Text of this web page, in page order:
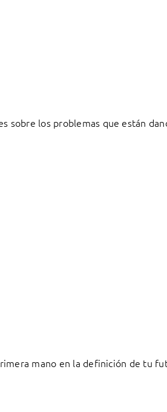
sobre los problemas que están
mano en la definición de tu